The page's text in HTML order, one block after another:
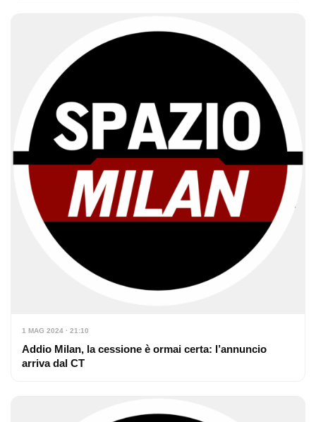
1 MAG 2024 · 21:10
Addio Milan, la cessione è ormai certa: l’annuncio
arriva dal CT